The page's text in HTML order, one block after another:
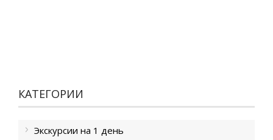
КАТЕГОРИИ
Экскурсии на 1 день